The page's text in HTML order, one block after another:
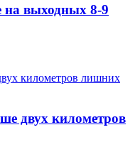
на выходных 8-9
двух километров